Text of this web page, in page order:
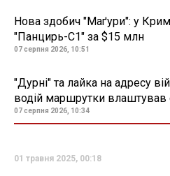
Нова здобич "Маґури": у
"Панцирь-С1" за $15 млн
07 серпня 2026, 10:51
"Дурні" та лайка на адресу
водій маршрутки влаштував
07 серпня 2026, 10:34
01 травня 2025, 00:18